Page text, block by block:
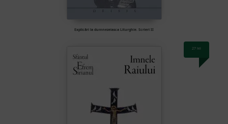
Explicări la dumnezeiasca Liturghie. Scrieri II
27lei